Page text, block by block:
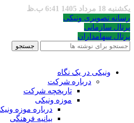
یکشنبه 18 مرداد 1405 6:41 ب.ظ
رسانه تصویری ونیکی
پرتال سازمانی
پرتال سهامداران
جستجو
ونیکی در یک نگاه
درباره شرکت
تاریخچه شرکت
موزه ونیکی
درباره موزه
بیانیه فرهنگی